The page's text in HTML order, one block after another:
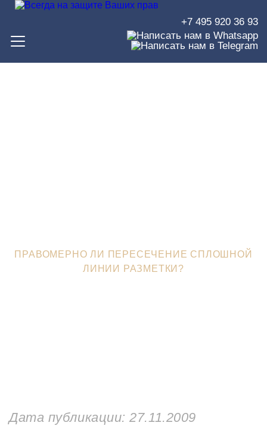
+7 495 920 36 93
ПРАВОМЕРНО ЛИ ПЕРЕСЕЧЕНИЕ СПЛОШНОЙ
ЛИНИИ РАЗМЕТКИ?
Дата публикации:27.11.2009